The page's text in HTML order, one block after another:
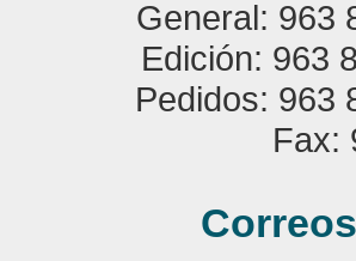
General: 963
Edición: 963
Pedidos: 963
Fax: